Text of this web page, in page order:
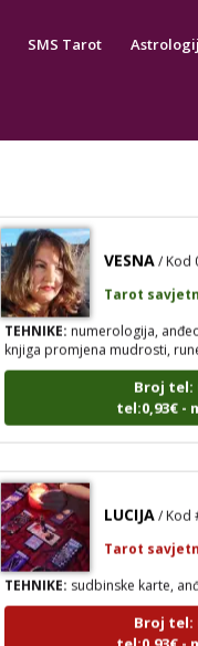
SMS Tarot
numerologija, anđeoski
tel:0,93€ -
VESNA / Kod
Tarot
TEHNIKE:numerologija,
knjiga promjena mudrosti,
Broj tel:
tel:0,93€ -
LUCIJA / Kod
Tarot
TEHNIKE:sudbinske karte,
Broj tel:
tel:0,93€ -